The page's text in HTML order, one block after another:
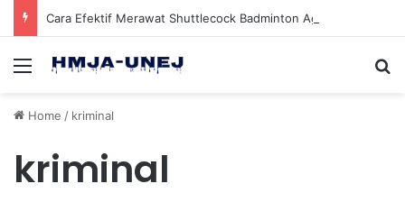
Menu
Home / kriminal
kriminal